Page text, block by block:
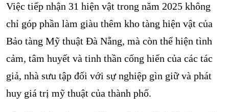
Việc tiếp nhận 31 hiện vật trong năm 2025 không
chỉ góp phần làm giàu thêm kho tàng hiện vật của
Bảo tàng Mỹ thuật Đà Nẵng, mà còn thể hiện tình
cảm, tâm huyết và tinh thần cống hiến của các tác
giả, nhà sưu tập đối với sự nghiệp gìn giữ và phát
huy giá trị mỹ thuật của thành phố.